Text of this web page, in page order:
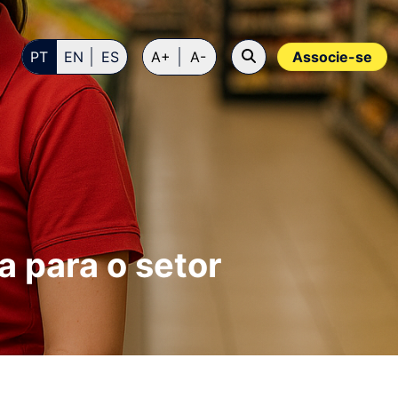
Associe-se
PT EN ES A+ A-
para o setor